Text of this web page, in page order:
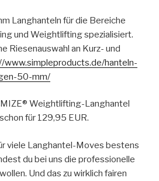
Langhanteln für die Bereiche
und Weightlifting spezialisiert.
Riesenauswahl an Kurz- und
www.simpleproducts.de/hanteln-
50-mm/
Weightlifting-Langhantel
für 129,95 EUR.
viele Langhantel-Moves bestens
du bei uns die professionelle
Und das zu wirklich fairen